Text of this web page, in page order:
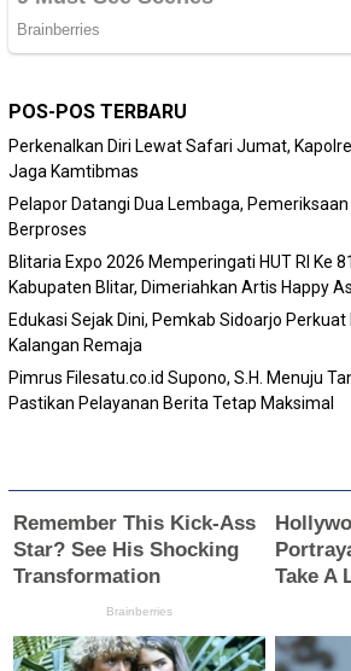
POS-POS TERBARU
Perkenalkan Diri Lewat Safari Jumat,
Jaga Kamtibmas
Pelapor Datangi Dua Lembaga,
Berproses
Blitaria Expo 2026 Memperingati HUT RI Ke
Kabupaten Blitar, Dimeriahkan Artis Happy
Edukasi Sejak Dini, Pemkab Sidoarjo Perkuat
Kalangan Remaja
Pimrus Filesatu.co.id Supono, S.H. Menuju
Pastikan Pelayanan Berita Tetap Maksimal